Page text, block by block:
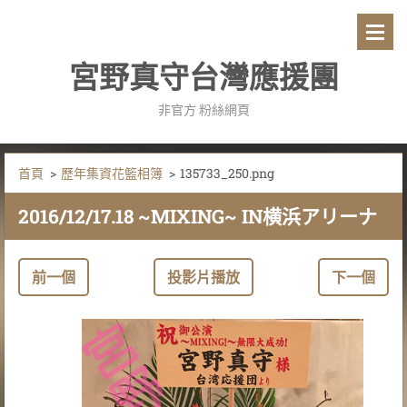
宮野真守台灣應援團
非官方 粉絲網頁
首頁 > 歷年集資花籃相簿 > 135733_250.png
2016/12/17.18 ~MIXING~ IN横浜アリーナ
前一個 投影片播放 下一個